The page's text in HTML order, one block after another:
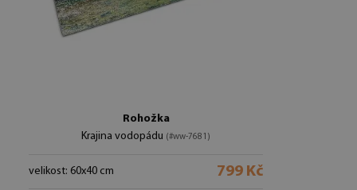
Rohožka
Krajina vodopádu (#ww-7681)
velikost: 60x40 cm 799 Kč